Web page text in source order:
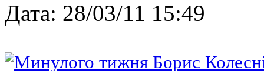
Дата: 28/03/11 15:49